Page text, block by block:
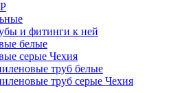
и фитинги к ней
белые
серые Чехия
труб белые
труб серые Чехия